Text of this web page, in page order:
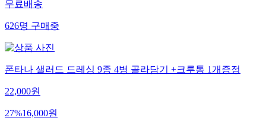
무료배송
626명구매중
폰타나 샐러드 드레싱 9종 4병 골라담기 +크루통 1개증정
22,000원
27%16,000원